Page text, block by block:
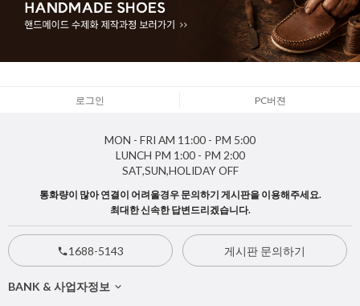
로그인 PC버젼
MON - FRI AM 11:00 - PM 5:00
LUNCH PM 1:00 - PM 2:00
SAT,SUN,HOLIDAYOFF
통화량이 많아 연결이 어려울경우 문의하기 게시판을 이용해주세요.
최대한 신속한 답변드리겠습니다.
1688-5143 게시판 문의하기
BANK & 사업자정보